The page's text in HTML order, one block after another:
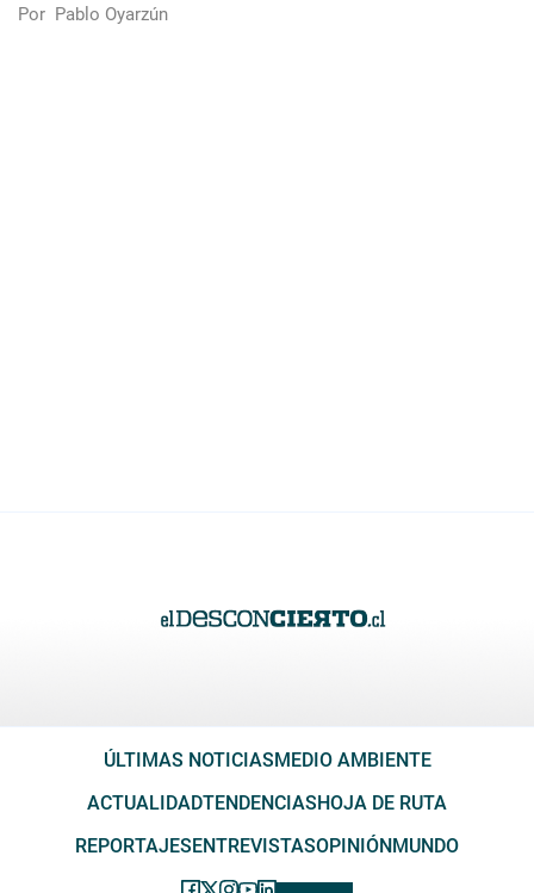
Por Pablo Oyarzún
ÚLTIMAS NOTICIASMEDIO AMBIENTE
ACTUALIDADTENDENCIASHOJA DE RUTA
REPORTAJESENTREVISTASOPINIÓNMUNDO